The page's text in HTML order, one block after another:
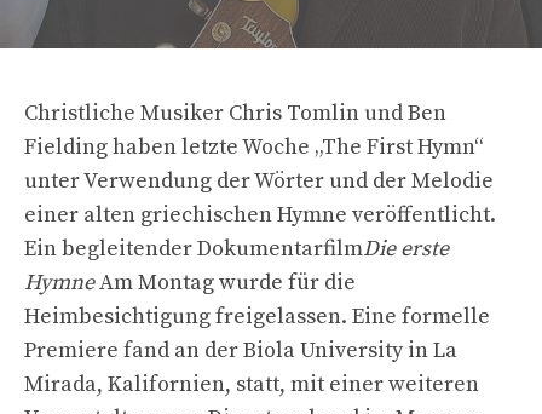
Christliche Musiker Chris Tomlin und Ben
Fielding haben letzte Woche „The First Hymn“
unter Verwendung der Wörter und der Melodie
einer alten griechischen Hymne veröffentlicht.
Ein begleitender DokumentarfilmDie erste
HymneAm Montag wurde für die
Heimbesichtigung freigelassen. Eine formelle
Premiere fand an der Biola University in La
Mirada, Kalifornien, statt, mit einer weiteren